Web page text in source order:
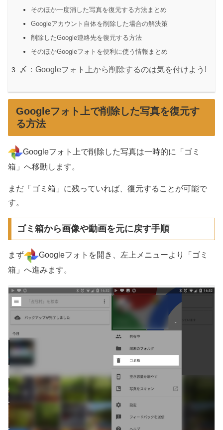
そのほか一度消した写真を復元する方法まとめ
Googleアカウント自体を削除した場合の解決策
削除したGoogle連絡先を復元する方法
そのほかGoogleフォトを便利に使う情報まとめ
〆：Googleフォト上から削除するのは気を付けよう!
Googleフォト上で削除した写真を復元す
る方法
Googleフォト上で削除した写真は一時的に「ゴミ
箱」へ移動します。
まだ「ゴミ箱」に残っていれば、復元することが可能で
す。
ゴミ箱から画像や動画を元に戻す手順
まず
Googleフォトを開き、左上メニューより「ゴミ
箱」へ進みます。